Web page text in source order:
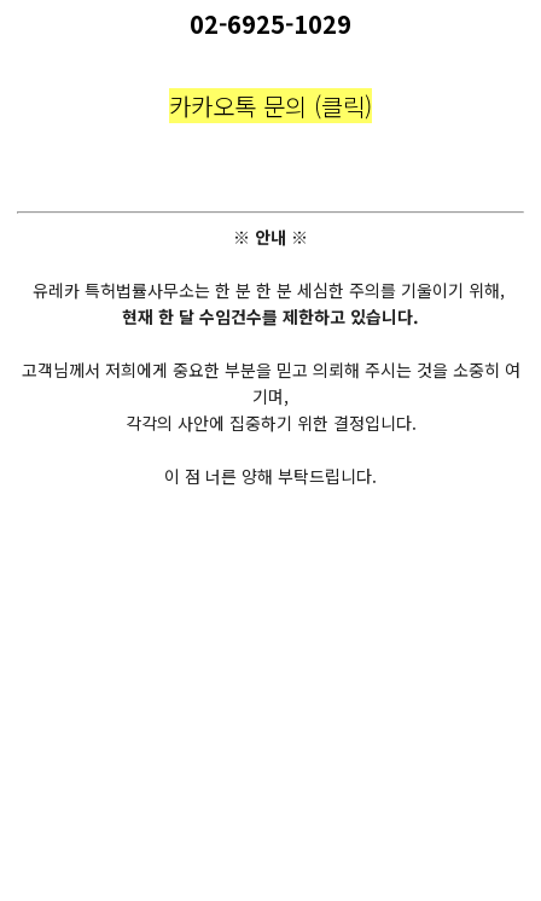
02-6925-1029
카카오톡 문의 (클릭)
※ 안내 ※
유레카 특허법률사무소는 한 분 한 분 세심한 주의를 기울이기 위해,
현재 한 달 수임건수를 제한하고 있습니다.
고객님께서 저희에게 중요한 부분을 믿고 의뢰해 주시는 것을 소중히 여
기며,
각각의 사안에 집중하기 위한 결정입니다.
이 점 너른 양해 부탁드립니다.